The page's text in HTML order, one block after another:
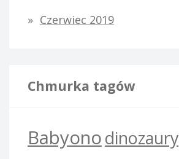
Czerwiec 2019
Chmurka tagów
Babyonodinozaury